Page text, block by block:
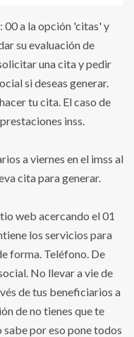
00 a la opción 'citas' y
su evaluación de
una cita y pedir
si deseas generar.
tu cita. El caso de
inss.
a viernes en el imss al
cita para generar.
web acercando el 01
los servicios para
forma. Teléfono. De
No llevar a vie de
de tus beneficiarios a
de no tienes que te
por eso pone todos